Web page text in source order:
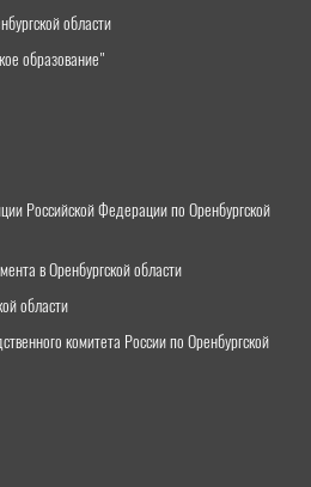
области
образование"
Российской Федерации по Оренбургской
в Оренбургской области
области
комитета России по Оренбургской